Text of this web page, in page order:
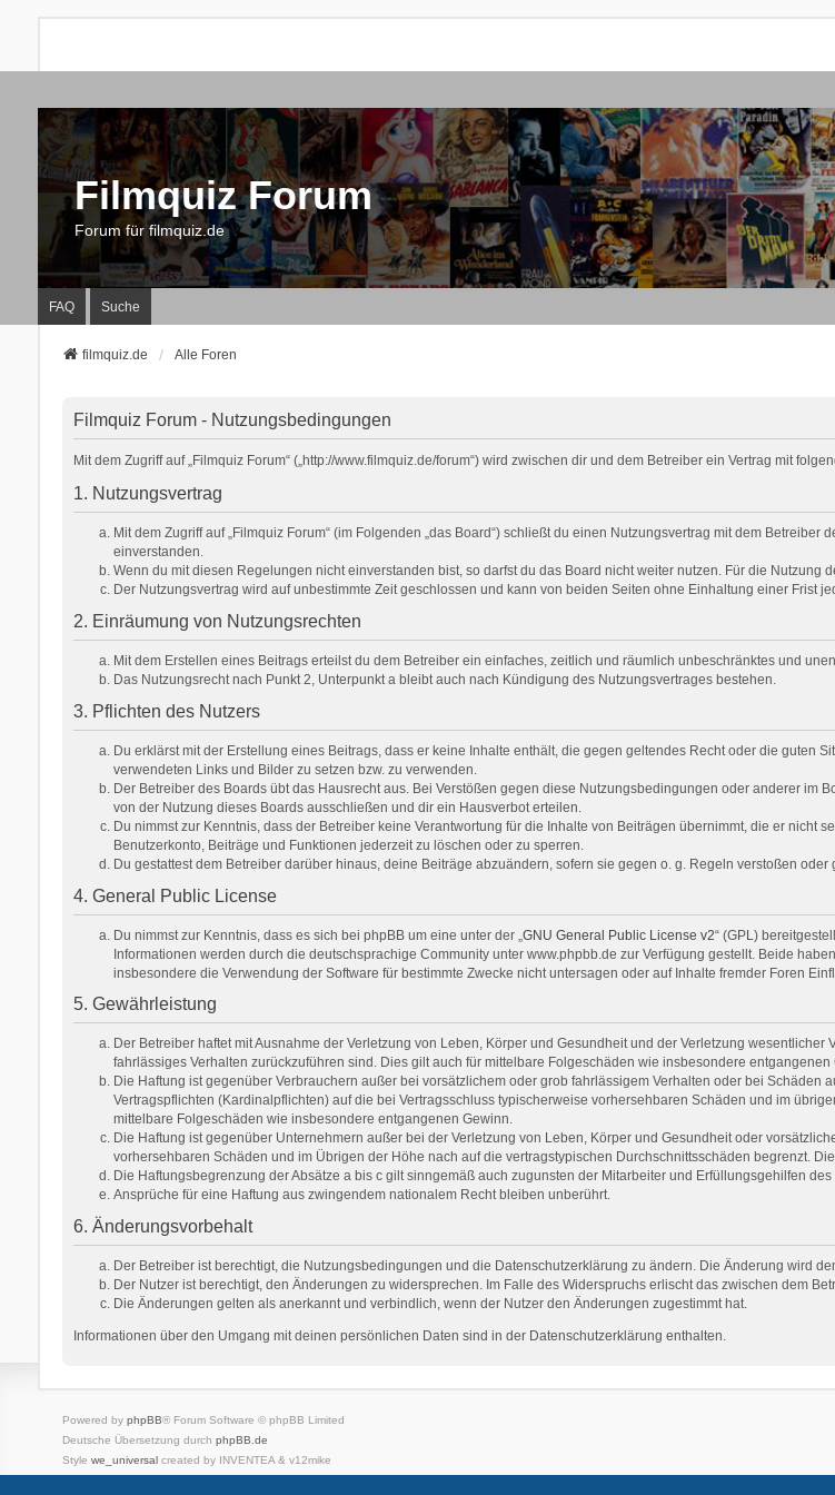
Filmquiz Forum
Forum für filmquiz.de
FAQ Suche
filmquiz.de Alle Foren
Filmquiz Forum - Nutzungsbedingungen
Mit dem Zugriff auf „Filmquiz Forum“ („http://www.filmquiz.de/forum“) wird zwischen dir und dem Betreiber ein Vertrag mit
1. Nutzungsvertrag
Mit dem Zugriff auf „Filmquiz Forum“ (im Folgenden „das Board“) schließt du einen Nutzungsvertrag mit dem
einverstanden.
Wenn du mit diesen Regelungen nicht einverstanden bist, so darfst du das Board nicht weiter nutzen. Für die
Der Nutzungsvertrag wird auf unbestimmte Zeit geschlossen und kann von beiden Seiten ohne Einhaltung einer Frist
2. Einräumung von Nutzungsrechten
Mit dem Erstellen eines Beitrags erteilst du dem Betreiber ein einfaches, zeitlich und räumlich unbeschränktes und
Das Nutzungsrecht nach Punkt 2, Unterpunkt a bleibt auch nach Kündigung des Nutzungsvertrages bestehen.
3. Pflichten des Nutzers
Du erklärst mit der Erstellung eines Beitrags, dass er keine Inhalte enthält, die gegen geltendes Recht oder die guten
verwendeten Links und Bilder zu setzen bzw. zu verwenden.
Der Betreiber des Boards übt das Hausrecht aus. Bei Verstößen gegen diese Nutzungsbedingungen oder anderer
von der Nutzung dieses Boards ausschließen und dir ein Hausverbot erteilen.
Du nimmst zur Kenntnis, dass der Betreiber keine Verantwortung für die Inhalte von Beiträgen übernimmt, die er nicht
Benutzerkonto, Beiträge und Funktionen jederzeit zu löschen oder zu sperren.
Du gestattest dem Betreiber darüber hinaus, deine Beiträge abzuändern, sofern sie gegen o. g. Regeln verstoßen
4. General Public License
Du nimmst zur Kenntnis, dass es sich bei phpBB um eine unter der „ GNU General Public License v2“ (GPL)
Informationen werden durch die deutschsprachige Community unter www.phpbb.de zur Verfügung gestellt. Beide
insbesondere die Verwendung der Software für bestimmte Zwecke nicht untersagen oder auf Inhalte fremder Foren
5. Gewährleistung
Der Betreiber haftet mit Ausnahme der Verletzung von Leben, Körper und Gesundheit und der Verletzung
fahrlässiges Verhalten zurückzuführen sind. Dies gilt auch für mittelbare Folgeschäden wie insbesondere entgangenen
Die Haftung ist gegenüber Verbrauchern außer bei vorsätzlichem oder grob fahrlässigem Verhalten oder bei
Vertragspflichten (Kardinalpflichten) auf die bei Vertragsschluss typischerweise vorhersehbaren Schäden und im
mittelbare Folgeschäden wie insbesondere entgangenen Gewinn.
Die Haftung ist gegenüber Unternehmern außer bei der Verletzung von Leben, Körper und Gesundheit oder
vorhersehbaren Schäden und im Übrigen der Höhe nach auf die vertragstypischen Durchschnittsschäden begrenzt.
Die Haftungsbegrenzung der Absätze a bis c gilt sinngemäß auch zugunsten der Mitarbeiter und Erfüllungsgehilfen des
Ansprüche für eine Haftung aus zwingendem nationalem Recht bleiben unberührt.
6. Änderungsvorbehalt
Der Betreiber ist berechtigt, die Nutzungsbedingungen und die Datenschutzerklärung zu ändern. Die Änderung wird
Der Nutzer ist berechtigt, den Änderungen zu widersprechen. Im Falle des Widerspruchs erlischt das zwischen dem
Die Änderungen gelten als anerkannt und verbindlich, wenn der Nutzer den Änderungen zugestimmt hat.
Informationen über den Umgang mit deinen persönlichen Daten sind in der Datenschutzerklärung enthalten.
Powered by phpBB® Forum Software © phpBB Limited
Deutsche Übersetzung durch phpBB.de
Style we_universalcreated by INVENTEA & v12mike